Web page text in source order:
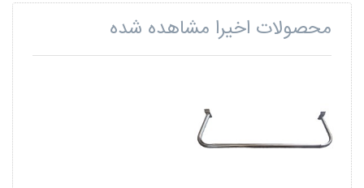
محصولات اخیرا مشاهده شده